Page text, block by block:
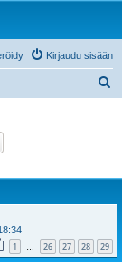
Kirjaudu sisään
1 … 26 27 28 29